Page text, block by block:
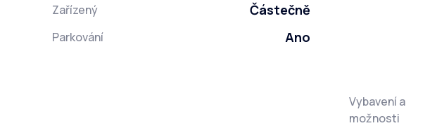
Zařízený Částečně
Parkování Ano
Vybavení a
možnosti